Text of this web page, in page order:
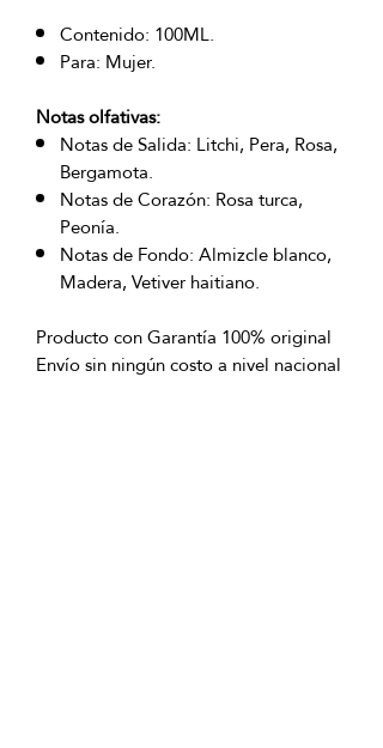
Contenido: 100ML.
Para: Mujer.
Notas olfativas:
Notas de Salida: Litchi, Pera, Rosa,
Bergamota.
Notas de Corazón: Rosa turca,
Peonía.
Notas de Fondo: Almizcle blanco,
Madera, Vetiver haitiano.
Producto con Garantía 100% original
Envío sin ningún costo a nivel nacional